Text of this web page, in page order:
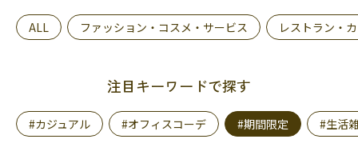
ALL ファッション・コスメ・サービス レストラン・
注目キーワードで探す
#カジュアル #オフィスコーデ #期間限定 #生活